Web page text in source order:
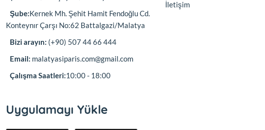
Şube:Kernek Mh. Şehit Hamit Fendoğlu Cd.
Konteynır Çarşı No:62 Battalgazi/Malatya
Bizi arayın: (+90) 507 44 66 444
Email: malatyasiparis.com@gmail.com
Çalışma Saatleri:10:00 - 18:00
İletişim
Uygulamayı Yükle